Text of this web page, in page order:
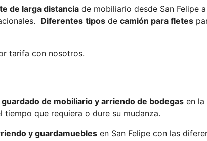
de larga distancia de mobiliario desde San Felipe
Diferentes tipos de camión para fletes
tarifa con nosotros.
de mobiliario y arriendo de bodegas en la
tiempo que requiera o dure su mudanza.
y guardamuebles en San Felipe con las